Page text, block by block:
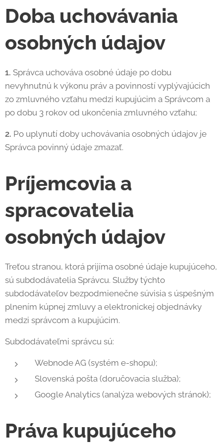
Doba uchovávania
osobných údajov
1. Správca uchováva osobné údaje po dobu
nevyhnutnú k výkonu práv a povinností vyplývajúcich
zo zmluvného vzťahu medzi kupujúcim a Správcom a
po dobu 3 rokov od ukončenia zmluvného vzťahu;
2. Po uplynutí doby uchovávania osobných údajov je
Správca povinný údaje zmazať.
Príjemcovia a
spracovatelia
osobných údajov
Treťou stranou, ktorá prijíma osobné údaje kupujúceho,
sú subdodávatelia Správcu. Služby týchto
subdodávateľov bezpodmienečne súvisia s úspešným
plnením kúpnej zmluvy a elektronickej objednávky
medzi správcom a kupujúcim.
Subdodávateľmi správcu sú:
Webnode AG (systém e-shopu);
Slovenská pošta (doručovacia služba);
Google Analytics (analýza webových stránok);
Práva kupujúceho